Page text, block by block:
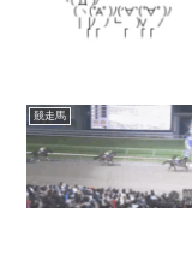
競走馬